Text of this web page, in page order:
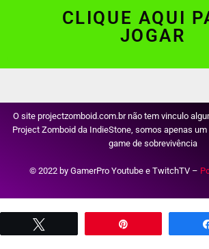
CLIQUE AQUI
JOGAR
O site projectzomboid.com.br não tem vinculo
Project Zomboid da IndieStone, somos apenas
game de sobrevivência
© 2022 by GamerPro Youtube e TwitchTV –